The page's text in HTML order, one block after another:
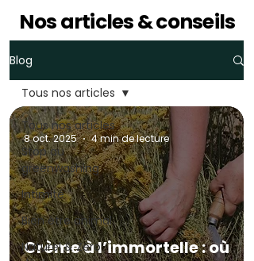
Nos articles & conseils
Blog
Tous nos articles
Stop au
greenwashing
Intimité
Bien être animal
Naturel & Zéro
Tous nos articles
Crème à l’immortelle : où
8 oct. 2025 4 min de lecture